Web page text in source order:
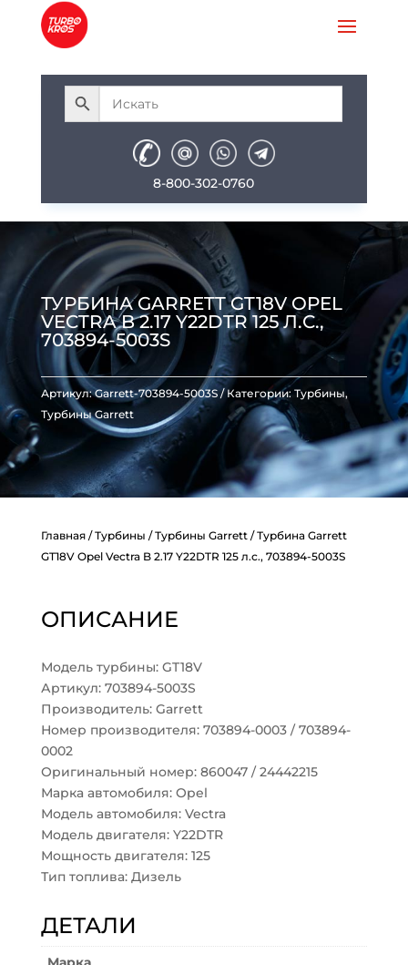
8-800-302-0760
ТУРБИНА GARRETT GT18V OPEL
VECTRA B 2.17 Y22DTR 125 Л.С.,
703894-5003S
Артикул:Garrett-703894-5003S Категории: Турбины,
Турбины Garrett
Главная/Турбины /Турбины Garrett/ Турбина Garrett
GT18V Opel Vectra B 2.17 Y22DTR 125 л.с., 703894-5003S
ОПИСАНИЕ
Модель турбины: GT18V
Артикул: 703894-5003S
Производитель: Garrett
Номер производителя: 703894-0003 / 703894-
0002
Оригинальный номер: 860047 / 24442215
Марка автомобиля: Opel
Модель автомобиля: Vectra
Модель двигателя: Y22DTR
Мощность двигателя: 125
Тип топлива: Дизель
ДЕТАЛИ